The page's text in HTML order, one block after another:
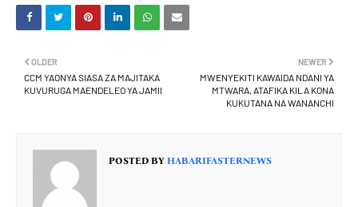
NEWER
MWENYEKITI KAWAIDA NDANI YA
MTWARA, ATAFIKA KILA KONA
KUKUTANA NA WANANCHI
OLDER
CCM YAONYA SIASA ZA MAJITAKA
KUVURUGA MAENDELEO YA JAMII
POSTED BY HABARIFASTERNEWS